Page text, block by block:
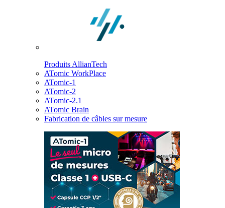
Produits AllianTech
ATomic WorkPlace
ATomic-1
ATomic-2
ATomic-2.1
ATomic Brain
Fabrication de câbles sur mesure